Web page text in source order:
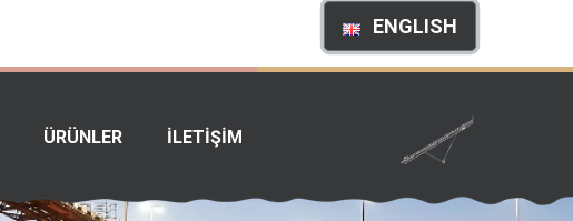
ENGLISH
ÜRÜNLER İLETİŞİM